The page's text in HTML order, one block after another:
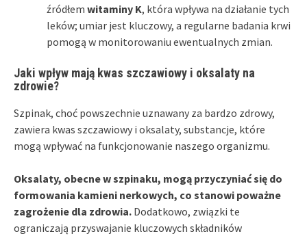
źródłem witaminy K, która wpływa na działanie tych
leków; umiar jest kluczowy, a regularne badania krwi
pomogą w monitorowaniu ewentualnych zmian.
Jaki wpływ mają kwas szczawiowy i oksalaty na
zdrowie?
Szpinak, choć powszechnie uznawany za bardzo zdrowy,
zawiera kwas szczawiowy i oksalaty, substancje, które
mogą wpływać na funkcjonowanie naszego organizmu.
Oksalaty, obecne w szpinaku, mogą przyczyniać się do
formowania kamieni nerkowych, co stanowi poważne
zagrożenie dla zdrowia. Dodatkowo, związki te
ograniczają przyswajanie kluczowych składników